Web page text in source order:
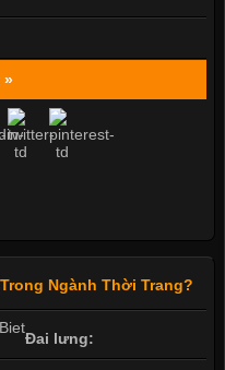
»
Ngành Thời Trang?
Đai lưng: